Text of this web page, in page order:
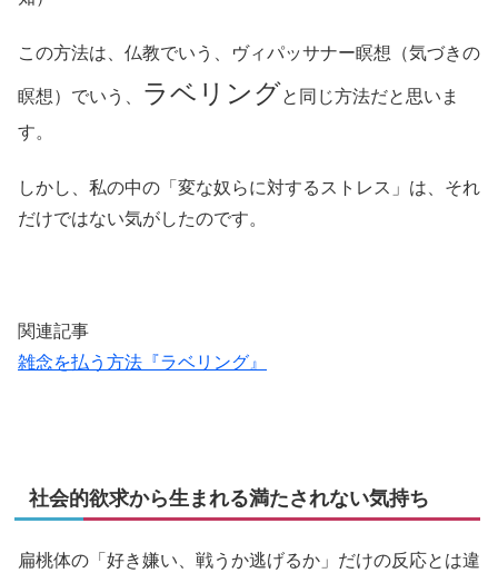
この方法は、仏教でいう、ヴィパッサナー瞑想（気づきの
瞑想）でいう、 ラベリングと同じ方法だと思いま
す。
しかし、私の中の「変な奴らに対するストレス」は、それ
だけではない気がしたのです。
関連記事
雑念を払う方法『ラベリング』
社会的欲求から生まれる満たされない気持ち
扁桃体の「好き嫌い、戦うか逃げるか」だけの反応とは違